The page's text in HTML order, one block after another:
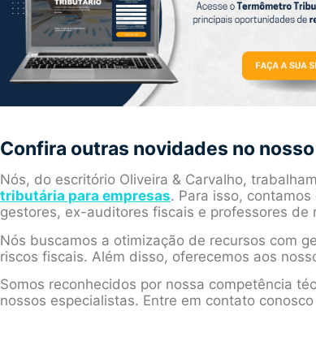
Confira outras novidades no
Nós, do escritório Oliveira & Carvalho,
tributária para empresas. Para isso,
gestores, ex-auditores fiscais e professores de
Nós buscamos a otimização de recursos com
riscos fiscais. Além disso, oferecemos aos
Somos reconhecidos por nossa competência
nossos especialistas. Entre em contato